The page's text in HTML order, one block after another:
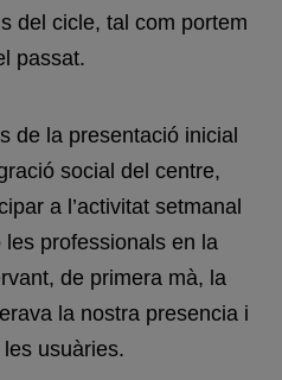
del cicle, tal com portem
passat.
de la presentació inicial
social del centre,
a l’activitat setmanal
professionals en la
de primera mà, la
la nostra presencia i
les usuàries.